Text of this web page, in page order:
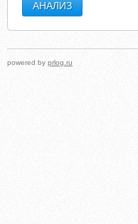
powered by prlog.ru